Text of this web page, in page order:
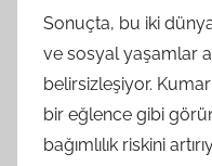
Sonuçta, bu iki
ve sosyal yaşamlar
belirsizleşiyor.
bir eğlence gibi
bağımlılık riskini